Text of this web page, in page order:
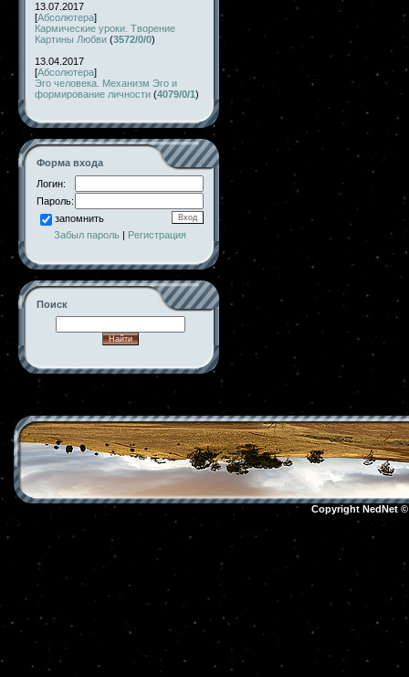
13.07.2017
[Абсолютера]
Кармические уроки. Творение
Картины Любви (3572/0/0)
13.04.2017
[Абсолютера]
Эго человека. Механизм Эго и
формирование личности (4079/0/1)
Форма входа
Логин:
Пароль:
запомнить
Забыл пароль | Регистрация
Поиск
Copyright NedNet